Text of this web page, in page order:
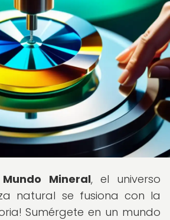
Mundo Mineral, el universo
natural se fusiona con la
Sumérgete en un mundo